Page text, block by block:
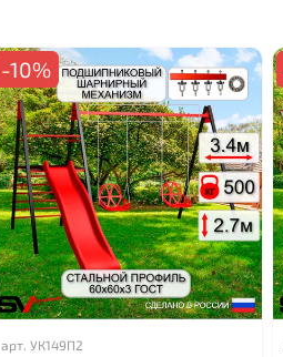
-10%
арт.УК149П2